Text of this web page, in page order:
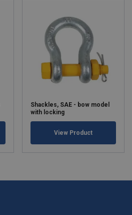
Shackles, SAE - bow model
with locking
View Product